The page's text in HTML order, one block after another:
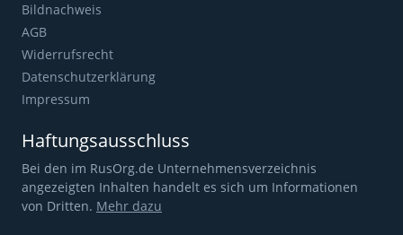
Bildnachweis
AGB
Widerrufsrecht
Datenschutzerklärung
Impressum
Haftungsausschluss
Bei den im RusOrg.de Unternehmensverzeichnis
angezeigten Inhalten handelt es sich um Informationen
von Dritten. Mehr dazu